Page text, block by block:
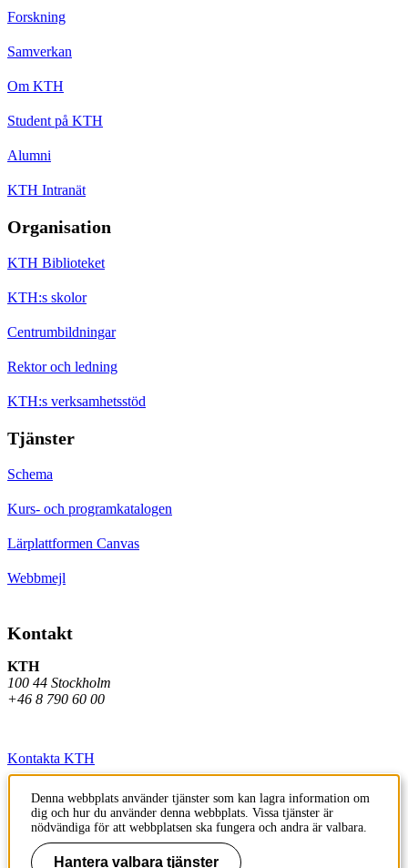
Forskning
Samverkan
Om KTH
Student på KTH
Alumni
KTH Intranät
Organisation
KTH Biblioteket
KTH:s skolor
Centrumbildningar
Rektor och ledning
KTH:s verksamhetsstöd
Tjänster
Schema
Kurs- och programkatalogen
Lärplattformen Canvas
Webbmejl
Kontakt
KTH
100 44 Stockholm
+46 8 790 60 00
Kontakta KTH
Jobba på KTH
Press och media
Faktura och betalning KTH
Denna webbplats använder tjänster som kan lagra information om
dig och hur du använder denna webbplats. Vissa tjänster är
nödvändiga för att webbplatsen ska fungera och andra är valbara.
Hantera valbara tjänster